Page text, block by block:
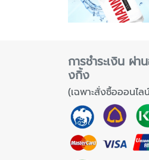
การชำระเงิน ผ่
งกิ้ง
(เฉพาะสั่งซื้อออนไล